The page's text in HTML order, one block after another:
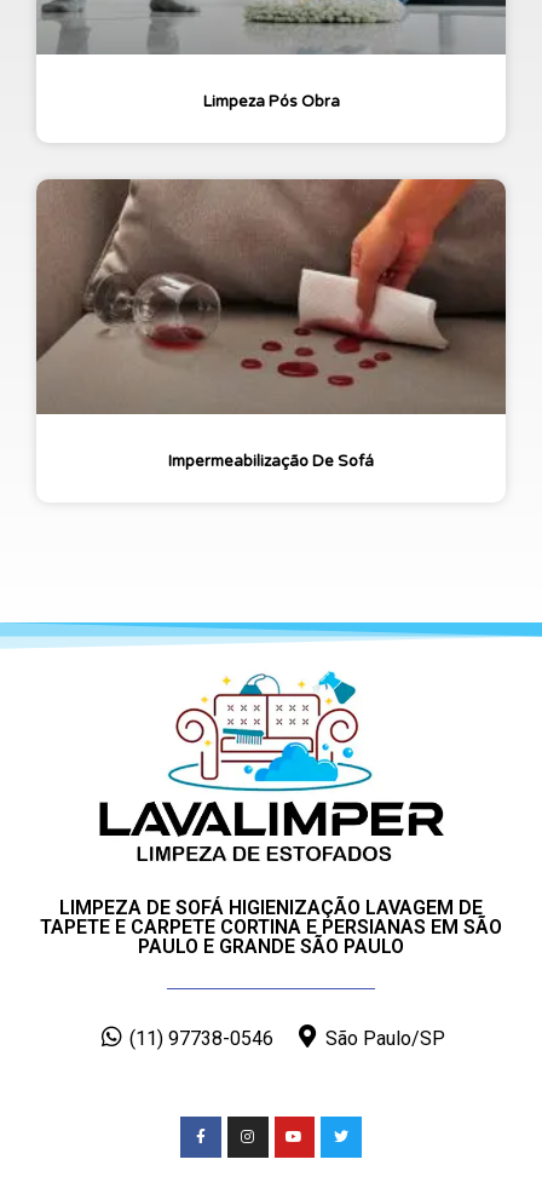
Limpeza Pós Obra
Impermeabilização De Sofá
LIMPEZA DE SOFÁ HIGIENIZAÇÃO LAVAGEM DE
TAPETE E CARPETE CORTINA E PERSIANAS EM SÃO
PAULO E GRANDE SÃO PAULO
(11) 97738-0546 São Paulo/SP